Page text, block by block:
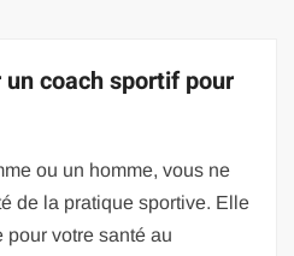
coach sportif pour
ou un homme, vous ne
de la pratique sportive. Elle
pour votre santé au